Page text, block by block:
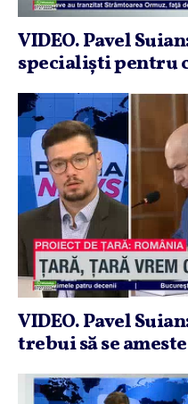
VIDEO. Pavel
specialişti pentru
VIDEO. Pavel
trebui să se